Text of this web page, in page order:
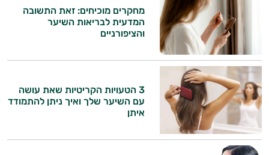
הפה
היגיינה
נשית
טיפוח
הציפורניים
והשיער
מחקרים מוכיחים: זאת התשובה
המדעית לבריאות השיער
והציפורניים
3 הטעויות הקריטיות שאת עושה
עם השיער שלך ואיך ניתן להתמודד
איתן